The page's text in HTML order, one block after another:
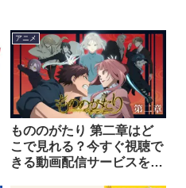
アニメ
もののがたり 第二章はど
こで見れる？今すぐ視聴で
きる動画配信サービスを紹